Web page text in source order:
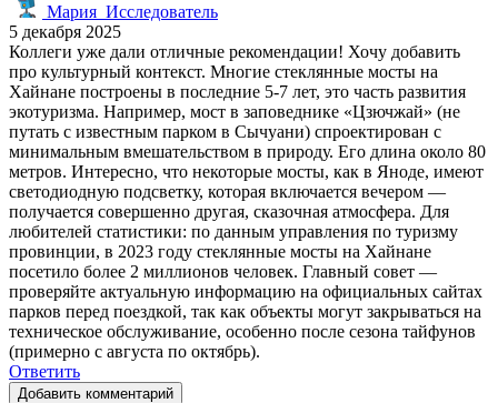
Мария_Исследователь
5 декабря 2025
Коллеги уже дали отличные рекомендации! Хочу добавить
про культурный контекст. Многие стеклянные мосты на
Хайнане построены в последние 5-7 лет, это часть развития
экотуризма. Например, мост в заповеднике «Цзючжай» (не
путать с известным парком в Сычуани) спроектирован с
минимальным вмешательством в природу. Его длина около 80
метров. Интересно, что некоторые мосты, как в Яноде, имеют
светодиодную подсветку, которая включается вечером —
получается совершенно другая, сказочная атмосфера. Для
любителей статистики: по данным управления по туризму
провинции, в 2023 году стеклянные мосты на Хайнане
посетило более 2 миллионов человек. Главный совет —
проверяйте актуальную информацию на официальных сайтах
парков перед поездкой, так как объекты могут закрываться на
техническое обслуживание, особенно после сезона тайфунов
(примерно с августа по октябрь).
Ответить
Добавить комментарий